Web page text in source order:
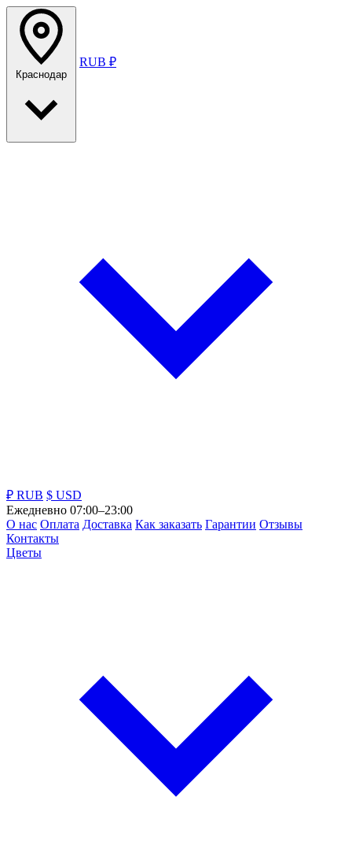
Краснодар
RUB ₽
₽ RUB $ USD
Ежедневно 07:00–23:00
О нас Оплата Доставка Как заказать Гарантии Отзывы
Контакты
Цветы